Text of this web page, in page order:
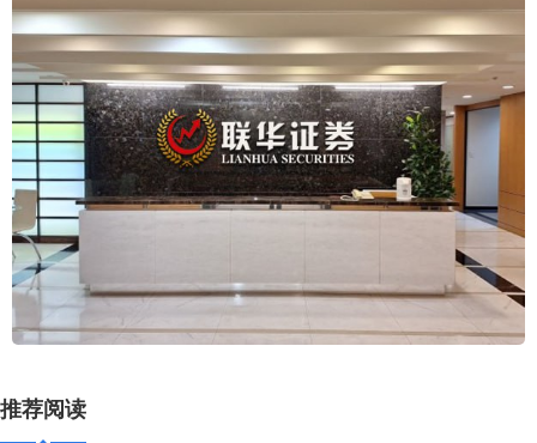
推荐阅读